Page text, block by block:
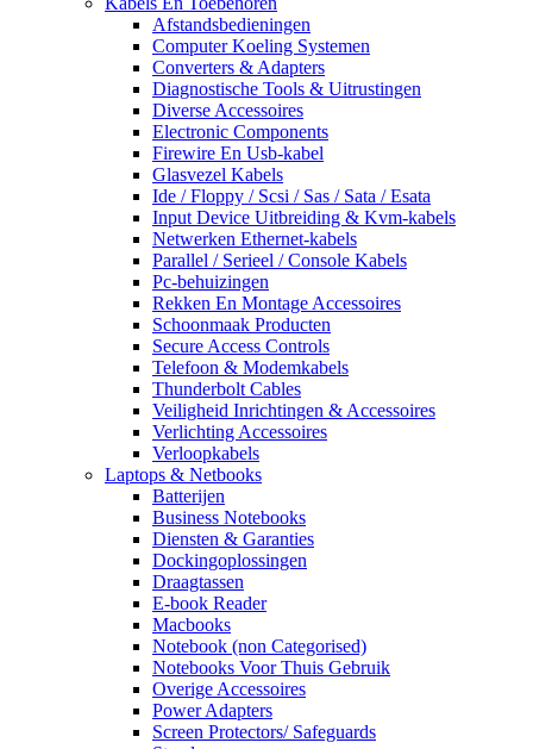
Afstandsbedieningen
Computer Koeling Systemen
Converters & Adapters
Diagnostische Tools & Uitrustingen
Diverse Accessoires
Electronic Components
Firewire En Usb-kabel
Glasvezel Kabels
Ide / Floppy / Scsi / Sas / Sata / Esata
Input Device Uitbreiding & Kvm-kabels
Netwerken Ethernet-kabels
Parallel / Serieel / Console Kabels
Pc-behuizingen
Rekken En Montage Accessoires
Schoonmaak Producten
Secure Access Controls
Telefoon & Modemkabels
Thunderbolt Cables
Veiligheid Inrichtingen & Accessoires
Verlichting Accessoires
Verloopkabels
Laptops & Netbooks
Batterijen
Business Notebooks
Diensten & Garanties
Dockingoplossingen
Draagtassen
E-book Reader
Macbooks
Notebook (non Categorised)
Notebooks Voor Thuis Gebruik
Overige Accessoires
Power Adapters
Screen Protectors/ Safeguards